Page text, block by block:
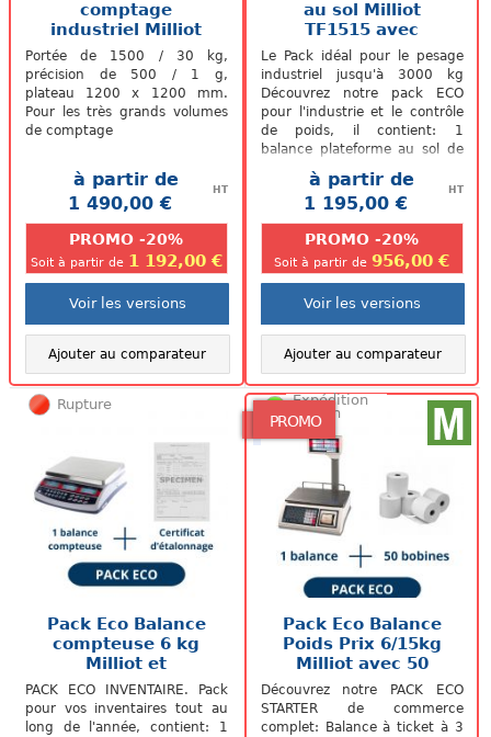
comptage
industriel Milliot
QHC-TF12
Portée de 1500 / 30 kg,
précision de 500 / 1 g,
plateau 1200 x 1200 mm.
Pour les très grands volumes
de comptage
à partir de
1 490,00 €
HT
PROMO -20%
Soit à partir de 1 192,00 €
Voir les versions
Ajouter au comparateur
au sol Milliot
TF1515 avec
Rampe
Le Pack idéal pour le pesage
industriel jusqu'à 3000 kg
Découvrez notre pack ECO
pour l'industrie et le contrôle
de poids, il contient: 1
balance plateforme au sol de
la marque française Milliot,...
à partir de
1 195,00 €
HT
PROMO -20%
Soit à partir de956,00 €
Voir les versions
Ajouter au comparateur
Rupture
Pack Eco Balance
compteuse 6 kg
Milliot et
Certificat...
PACK ECO INVENTAIRE. Pack
pour vos inventaires tout au
long de l'année, contient: 1
PROMO
Expédition
48/72h
Pack Eco Balance
Poids Prix 6/15kg
Milliot avec 50
Bobines
Découvrez notre PACK ECO
STARTER de commerce
complet: Balance à ticket à 3